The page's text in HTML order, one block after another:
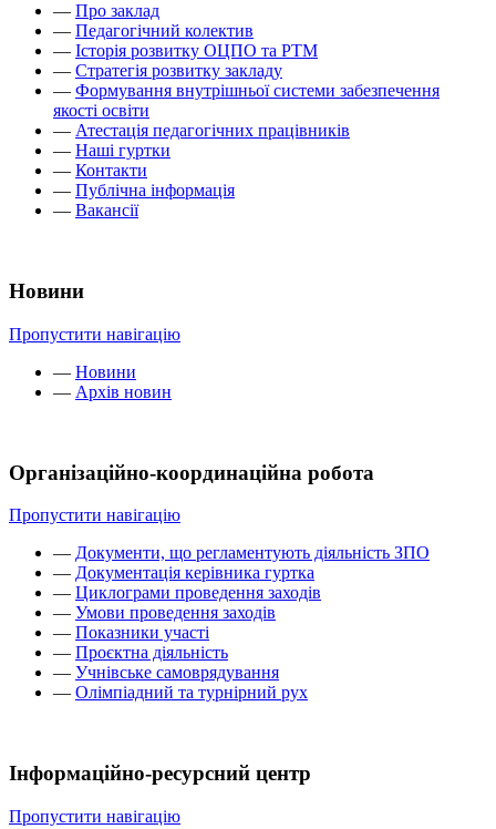
— Про заклад
— Педагогічний колектив
— Історія розвитку ОЦПО та РТМ
— Стратегія розвитку закладу
— Формування внутрішньої системи забезпечення
якості освіти
— Атестація педагогічних працівників
— Наші гуртки
— Контакти
— Публічна інформація
— Вакансії
Новини
Пропустити навігацію
— Новини
— Архів новин
Організаційно-координаційна робота
Пропустити навігацію
— Документи, що регламентують діяльність ЗПО
— Документація керівника гуртка
— Циклограми проведення заходів
— Умови проведення заходів
— Показники участі
— Проєктна діяльність
— Учнівське самоврядування
— Олімпіадний та турнірний рух
Інформаційно-ресурсний центр
Пропустити навігацію